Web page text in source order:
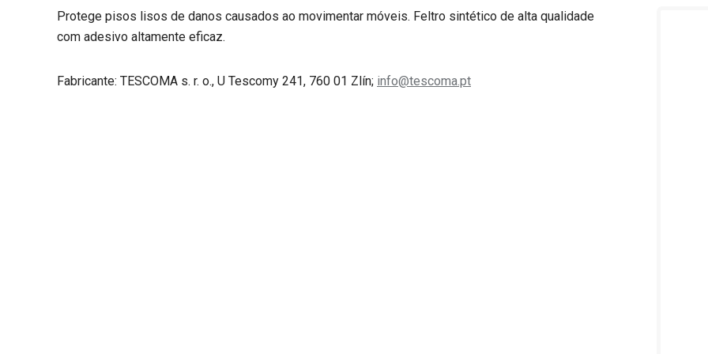
Protege pisos lisos de danos causados ao movimentar móveis. Feltro sintético de alta qualidade
com adesivo altamente eficaz.
Fabricante: TESCOMA s. r. o., U Tescomy 241, 760 01 Zlín; info@tescoma.pt